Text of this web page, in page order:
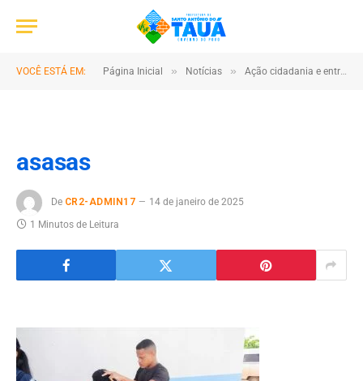
VOCÊ ESTÁ EM: Página Inicial » Notícias » Ação cidadania e entrega da escola na comunidade do Campo Serrado
asasas
De CR2-ADMIN17
14 de janeiro de 2025
1 Minutos de Leitura